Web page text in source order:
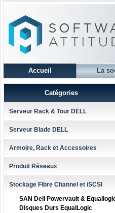
Accueil La
Catégories
Serveur Rack & Tour DELL
Serveur Blade DELL
Armoire, Rack et Accessoires
Produit Réseaux
Stockage Fibre Channel et iSCSI
SAN Dell Powervault &
Disques Durs EqualLogic